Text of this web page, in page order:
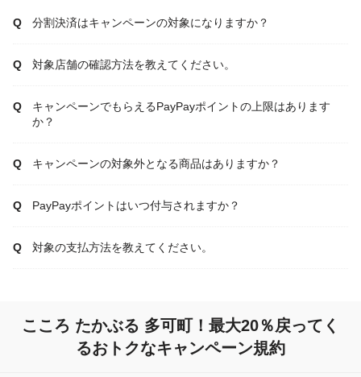
分割決済はキャンペーンの対象になりますか？
対象店舗の確認方法を教えてください。
キャンペーンでもらえるPayPayポイントの上限はあります
か？
キャンペーンの対象外となる商品はありますか？
PayPayポイントはいつ付与されますか？
対象の支払方法を教えてください。
こころ たかぶる 多可町！最大20％戻ってく
るおトクなキャンペーン規約